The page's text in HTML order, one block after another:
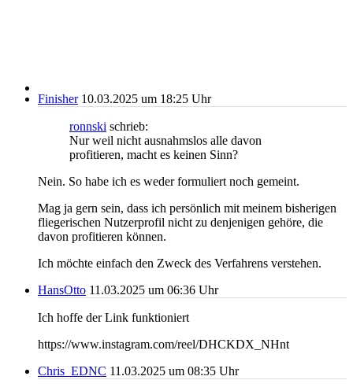
Finisher 10.03.2025 um 18:25 Uhr
ronnski schrieb:
Nur weil nicht ausnahmslos alle davon
profitieren, macht es keinen Sinn?
Nein. So habe ich es weder formuliert noch gemeint.
Mag ja gern sein, dass ich persönlich mit meinem bisherigen
fliegerischen Nutzerprofil nicht zu denjenigen gehöre, die
davon profitieren können.
Ich möchte einfach den Zweck des Verfahrens verstehen.
HansOtto 11.03.2025 um 06:36 Uhr
Ich hoffe der Link funktioniert
https://www.instagram.com/reel/DHCKDX_NHnt
Chris_EDNC 11.03.2025 um 08:35 Uhr